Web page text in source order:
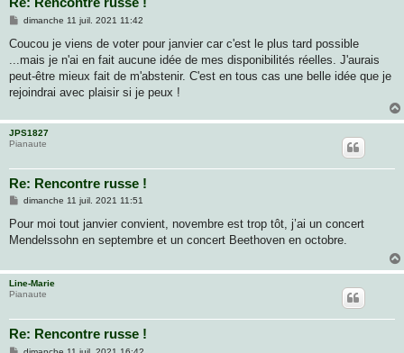
M
s
a
g
dimanche 11 juil. 2021 11:42
Coucou je viens de voter pour janvier car c'est le plus tard possible
...mais je n'ai en fait aucune idée de mes disponibilités réelles. J'aurais
peut-être mieux fait de m'abstenir. C'est en tous cas une belle idée que je
rejoindrai avec plaisir si je peux !
JPS1827
Pianaute
Re: Rencontre russe !
M
s
a
dimanche 11 juil. 2021 11:51
Pour moi tout janvier convient, novembre est trop tôt, j’ai un concert
Mendelssohn en septembre et un concert Beethoven en octobre.
Line-Marie
Pianaute
Re: Rencontre russe !
M